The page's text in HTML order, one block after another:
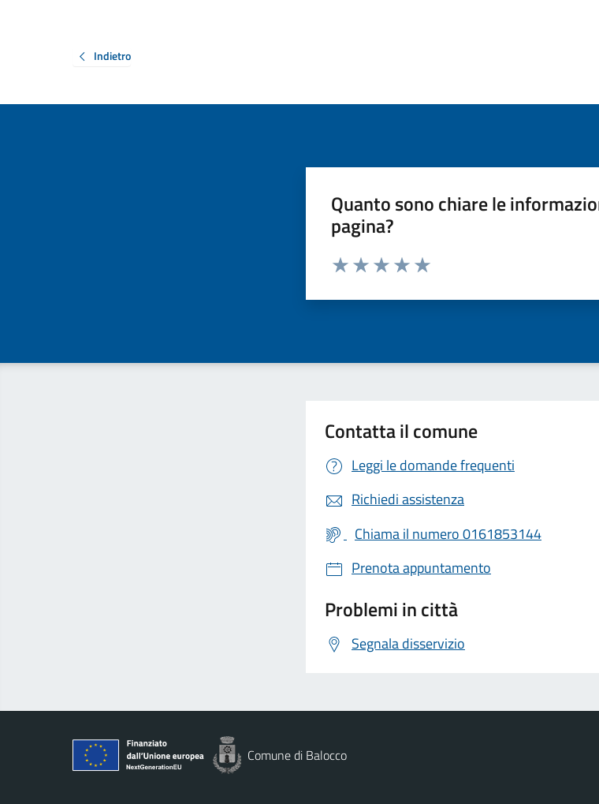
Indietro
Quanto sono chiare le
pagina?
Valuta da 1 a 5 stelle la pagina
Contatta il comune
Leggi le domande frequenti
Richiedi assistenza
Chiama il numero 0161853144
Prenota appuntamento
Problemi in città
Segnala disservizio
Comune di Balocco